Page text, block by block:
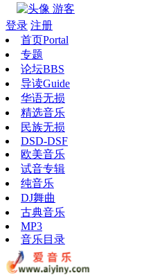
游客
登录 注册
首页Portal
专题
论坛BBS
导读Guide
华语无损
精选音乐
民族无损
DSD-DSF
欧美音乐
试音专辑
纯音乐
DJ舞曲
古典音乐
MP3
音乐目录